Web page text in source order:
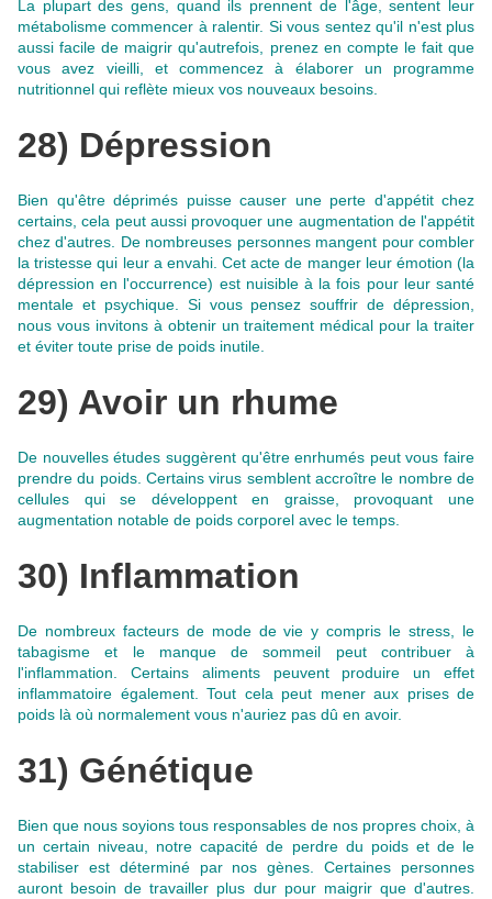
La plupart des gens, quand ils prennent de l'âge, sentent leur
métabolisme commencer à ralentir. Si vous sentez qu'il n'est plus
aussi facile de maigrir qu'autrefois, prenez en compte le fait que
vous avez vieilli, et commencez à élaborer un programme
nutritionnel qui reflète mieux vos nouveaux besoins
28) Dépression
Bien qu'être déprimés puisse causer une perte d'appétit chez
certains, cela peut aussi provoquer une augmentation de l'appétit
chez d'autres. De nombreuses personnes mangent pour combler
la tristesse qui leur a envahi. Cet acte de manger leur émotion (la
dépression en l'occurrence) est nuisible à la fois pour leur santé
mentale et psychique. Si vous pensez souffrir de dépression,
nous vous invitons à obtenir un traitement médical pour la traiter
et éviter toute prise de poids inutile
29) Avoir un rhume
De nouvelles études suggèrent qu'être enrhumés peut vous faire
prendre du poids. Certains virus semblent accroître le nombre de
cellules qui se développent en graisse, provoquant une
augmentation notable de poids corporel avec le temps.
30) Inflammation
De nombreux facteurs de mode de vie y compris le stress, le
tabagisme et le manque de sommeil peut contribuer à
l'inflammation. Certains aliments peuvent produire un effet
inflammatoire également. Tout cela peut mener aux prises de
poids là où normalement vous n'auriez pas dû en avoir.
31) Génétique
Bien que nous soyions tous responsables de nos propres choix, à
un certain niveau, notre capacité de perdre du poids et de le
stabiliser est déterminé par nos gènes. Certaines personnes
auront besoin de travailler plus dur pour maigrir que d'autres.